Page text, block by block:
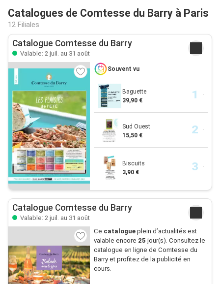
Catalogues de Comtesse du Barry à Paris
12 Filiales
Catalogue Comtesse du Barry
Valable: 2 juil. au 31 août
Souvent vu
Baguette
39,90 €
Sud Ouest
15,50 €
Biscuits
3,90 €
Catalogue Comtesse du Barry
Valable: 2 juil. au 31 août
Ce catalogueplein d’actualités est
valable encore 25 jour(s). Consultez le
catalogue en ligne de Comtesse du
Barry et profitez de la publicité en
cours.